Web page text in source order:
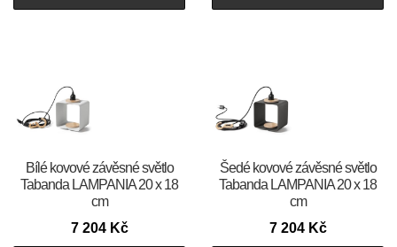
Bílé kovové závěsné světlo
Tabanda LAMPANIA 20 x 18
cm
7 204 Kč
Šedé kovové závěsné světlo
Tabanda LAMPANIA 20 x 18
cm
7 204 Kč